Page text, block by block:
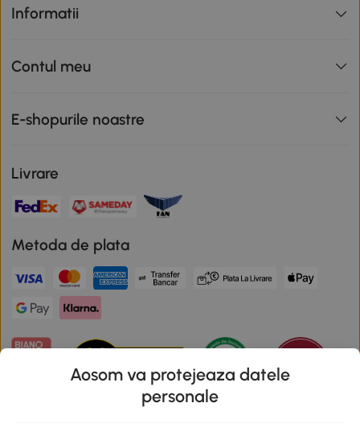
Informatii
Contul meu
E-shopurile noastre
Livrare
Metoda de plata
Aosom va protejeaza datele
personale